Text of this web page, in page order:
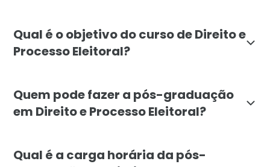
Qual é o objetivo do curso de Direito e
Processo Eleitoral?
Quem pode fazer a pós-graduação
em Direito e Processo Eleitoral?
Qual é a carga horária da pós-